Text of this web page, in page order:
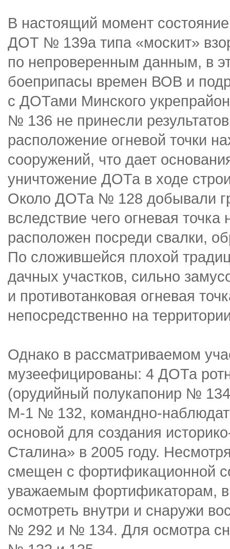
В настоящий момент
ДОТ № 139а типа «москит»
по непроверенным данным, в
боеприпасы времен ВОВ и
с ДОТами Минского
№ 136 не принесли
расположение огневой точки
сооружений, что дает
уничтожение ДОТа в ходе
Около ДОТа № 128 добывали
вследствие чего огневая
расположен посреди свалки,
По сложившейся плохой
дачных участков, сильно
и противотанковая огневая
непосредственно на
Однако в рассматриваемом
музеефицированы: 4 ДОТа
(орудийный полукапонир №
М-1 № 132, командно-
основой для создания
Сталина» в 2005 году.
смещен с фортификационной
уважаемым фортификаторам,
осмотреть внутри и снаружи
№ 292 и № 134. Для осмотра